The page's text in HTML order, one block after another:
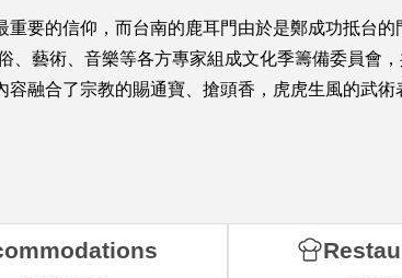
要的信仰，而台南的鹿耳門由於是鄭成功抵台的
藝術、音樂等各方專家組成文化季籌備委員會
融合了宗教的賜通寶、搶頭香，虎虎生風的武